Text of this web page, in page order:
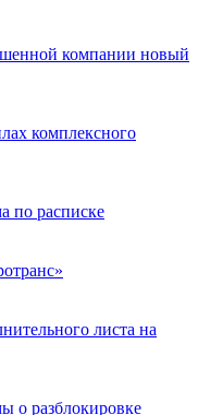
компании новый
комплексного
по расписке
листа на
о разблокировке